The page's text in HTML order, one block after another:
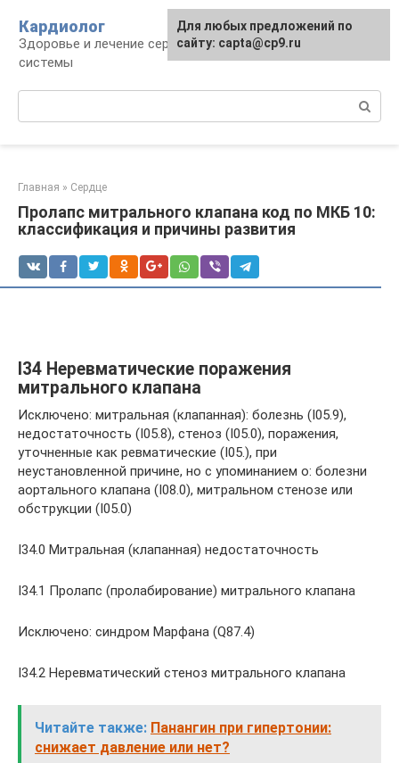
контенту
Кардиолог
Здоровье и лечение сердечно-сосудистой
системы
Главная » Сердце
Пролапс митрального клапана код по МКБ 10:
классификация и причины развития
I34 Неревматические поражения
митрального клапана
Исключено: митральная (клапанная): болезнь (I05.9),
недостаточность (I05.8), стеноз (I05.0), поражения,
уточненные как ревматические (I05.), при
неустановленной причине, но с упоминанием о: болезни
аортального клапана (I08.0), митральном стенозе или
обструкции (I05.0)
I34.0 Митральная (клапанная) недостаточность
I34.1 Пролапс (пролабирование) митрального клапана
Исключено: синдром Марфана (Q87.4)
I34.2 Неревматический стеноз митрального клапана
Читайте также: Панангин при гипертонии:
снижает давление или нет?
Для любых предложений по
сайту: capta@cp9.ru